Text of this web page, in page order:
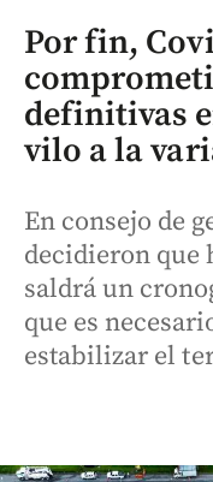
Por fin,
definitivas
vilo a la
En consejo de
decidieron que
saldrá un
que es
estabilizar el